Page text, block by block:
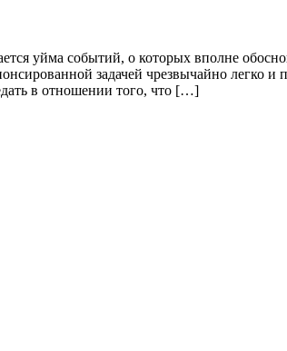
уйма событий, о которых вполне
задачей чрезвычайно легко и
в отношении того, что […]